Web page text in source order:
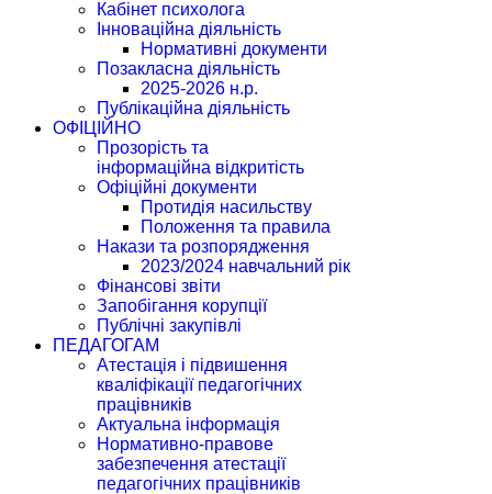
Кабінет психолога
Інноваційна діяльність
Нормативні документи
Позакласна діяльність
2025-2026 н.р.
Публікаційна діяльність
ОФІЦІЙНО
Прозорість та
інформаційна відкритість
Офіційні документи
Протидія насильству
Положення та правила
Накази та розпорядження
2023/2024 навчальний рік
Фінансові звіти
Запобігання корупції
Публічні закупівлі
ПЕДАГОГАМ
Атестація і підвишення
кваліфікації педагогічних
працівників
Актуальна інформація
Нормативно-правове
забезпечення атестації
педагогічних працівників